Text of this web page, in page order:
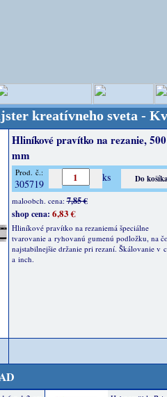
sveta - Kvalita za
Hliníkové pravítko na rezanie, 500
mm
Prod. č.:
305719
ks
maloobch. cena:7,85 €
shop cena: 6,83 €
Hliníkové pravítko na rezaniemá špeciálne
tvarovanie a ryhovanú gumenú podložku, na
najstabilnejšie držanie pri rezaní. Škálovanie v
a inch.